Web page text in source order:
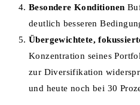
Besondere Konditionen
deutlich besseren
Übergewichtete,
Konzentration seines
zur Diversifikation
und heute noch bei 30